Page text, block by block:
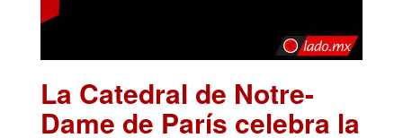
La Catedral de Notre-
Dame de París celebra la